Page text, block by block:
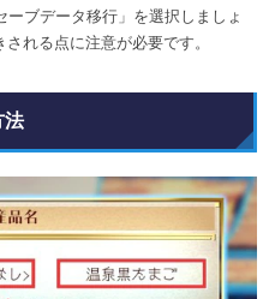
ブデータ移行」を選択しましょ
れる点に注意が必要です。
法